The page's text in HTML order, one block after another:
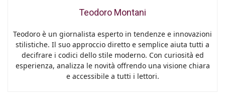
Teodoro Montani
Teodoro è un giornalista esperto in tendenze e innovazioni
stilistiche. Il suo approccio diretto e semplice aiuta tutti a
decifrare i codici dello stile moderno. Con curiosità ed
esperienza, analizza le novità offrendo una visione chiara
e accessibile a tutti i lettori.